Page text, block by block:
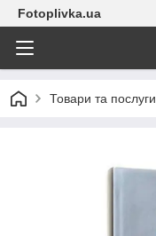
Fotoplivka.ua
Товари та послуги